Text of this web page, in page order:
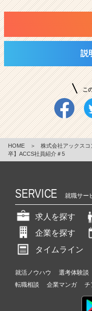
説
こ
HOME ＞ 株式会社アックス
卒】ACCS社員紹介＃5
SERVICE 就職サー
求人を探す
企業を探す
タイムライン
就活ノウハウ 選考体験談
転職相談
企業マンガ チ